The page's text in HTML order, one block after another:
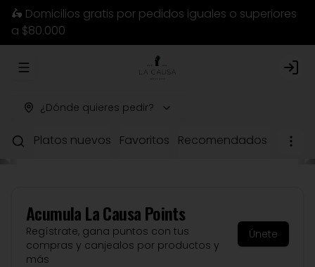
🛵 Domicilios gratis por pedidos iguales o superiores
a $80.000
Abrir menu de navegación
¿Dónde quieres pedir?
Platos nuevos Favoritos Recomendados del chef
AcumulaLa Causa Points
Regístrate, gana puntos con tus
compras y canjealos por productos y
más
Únete